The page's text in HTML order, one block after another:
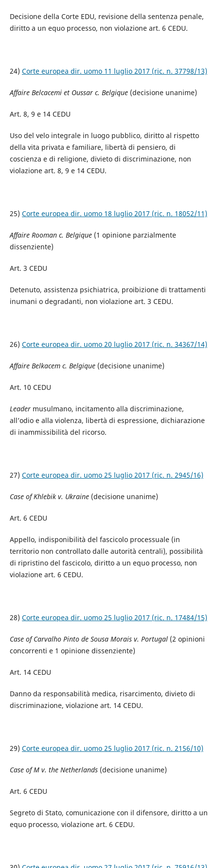
Decisione della Corte EDU, revisione della sentenza penale,
diritto a un equo processo, non violazione art. 6 CEDU.
24) Corte europea dir. uomo 11 luglio 2017 (ric. n. 37798/13)
Affaire Belcacemi et Oussar c. Belgique(decisione unanime)
Art. 8, 9 e 14 CEDU
Uso del velo integrale in luogo pubblico, diritto al rispetto
della vita privata e familiare, libertà di pensiero, di
coscienza e di religione, divieto di discriminazione, non
violazione art. 8, 9 e 14 CEDU.
25) Corte europea dir. uomo 18 luglio 2017 (ric. n. 18052/11)
Affaire Rooman c. Belgique(1 opinione parzialmente
dissenziente)
Art. 3 CEDU
Detenuto, assistenza psichiatrica, proibizione di trattamenti
inumani o degradanti, non violazione art. 3 CEDU.
26) Corte europea dir. uomo 20 luglio 2017 (ric. n. 34367/14)
Affaire Belkacem c. Belgique(decisione unanime)
Art. 10 CEDU
Leadermusulmano, incitamento alla discriminazione,
all’odio e alla violenza, libertà di espressione, dichiarazione
di inammissibilità del ricorso.
27) Corte europea dir. uomo 25 luglio 2017 (ric. n. 2945/16)
Case of Khlebik v. Ukraine(decisione unanime)
Art. 6 CEDU
Appello, indisponibilità del fascicolo processuale (in
territorio non controllato dalle autorità centrali), possibilità
di ripristino del fascicolo, diritto a un equo processo, non
violazione art. 6 CEDU.
28) Corte europea dir. uomo 25 luglio 2017 (ric. n. 17484/15)
Case of Carvalho Pinto de Sousa Morais v. Portugal (2 opinioni
concorrenti e 1 opinione dissenziente)
Art. 14 CEDU
Danno da responsabilità medica, risarcimento, divieto di
discriminazione, violazione art. 14 CEDU.
29) Corte europea dir. uomo 25 luglio 2017 (ric. n. 2156/10)
Case of M v. the Netherlands(decisione unanime)
Art. 6 CEDU
Segreto di Stato, comunicazione con il difensore, diritto a un
equo processo, violazione art. 6 CEDU.